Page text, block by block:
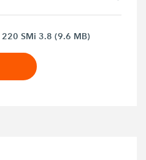
SMi 3.8 (9.6 MB)